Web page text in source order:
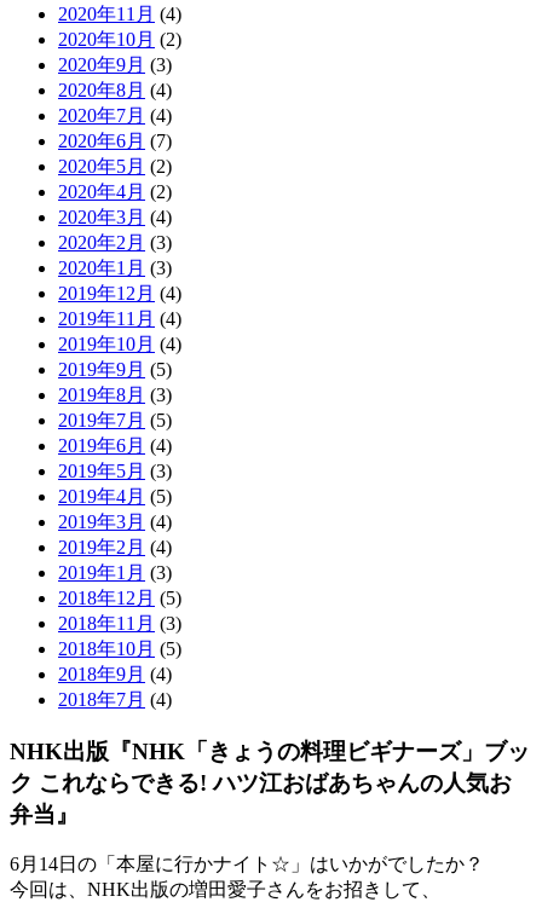
2020年11月 (4)
2020年10月 (2)
2020年9月 (3)
2020年8月 (4)
2020年7月 (4)
2020年6月 (7)
2020年5月 (2)
2020年4月 (2)
2020年3月 (4)
2020年2月 (3)
2020年1月 (3)
2019年12月 (4)
2019年11月 (4)
2019年10月 (4)
2019年9月 (5)
2019年8月 (3)
2019年7月 (5)
2019年6月 (4)
2019年5月 (3)
2019年4月 (5)
2019年3月 (4)
2019年2月 (4)
2019年1月 (3)
2018年12月 (5)
2018年11月 (3)
2018年10月 (5)
2018年9月 (4)
2018年7月 (4)
NHK出版『NHK「きょうの料理ビギナーズ」ブッ
ク これならできる! ハツ江おばあちゃんの人気お
弁当』
6月14日の「本屋に行かナイト☆」はいかがでしたか？
今回は、NHK出版の増田愛子さんをお招きして、